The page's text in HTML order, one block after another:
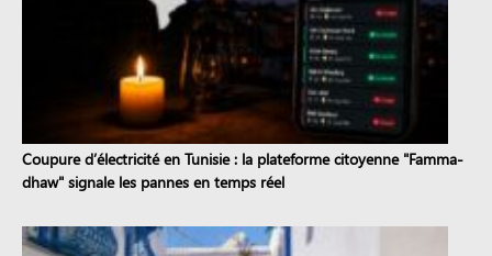
Coupure d’électricité en Tunisie : la plateforme citoyenne "Famma-
dhaw" signale les pannes en temps réel